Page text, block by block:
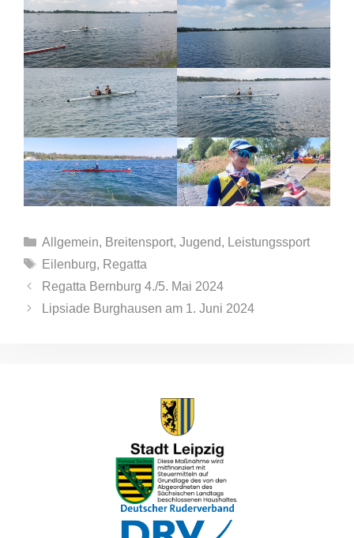
Kategorien
Allgemein, Breitensport, Jugend, Leistungssport
Schlagwörter
Eilenburg, Regatta
Regatta Bernburg 4./5. Mai 2024
Lipsiade Burghausen am 1. Juni 2024